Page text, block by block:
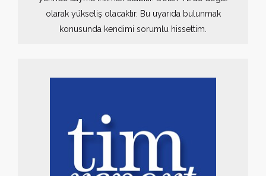
olarak yükseliş olacaktır. Bu uyarıda bulunmak
konusunda kendimi sorumlu hissettim.